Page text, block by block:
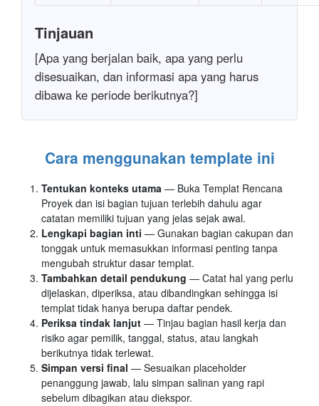
Tinjauan
[Apa yang berjalan baik, apa yang perlu
disesuaikan, dan informasi apa yang harus
dibawa ke periode berikutnya?]
Cara menggunakan template ini
Tentukan konteks utama — Buka Templat Rencana
Proyek dan isi bagian tujuan terlebih dahulu agar
catatan memiliki tujuan yang jelas sejak awal.
Lengkapi bagian inti — Gunakan bagian cakupan dan
tonggak untuk memasukkan informasi penting tanpa
mengubah struktur dasar templat.
Tambahkan detail pendukung — Catat hal yang perlu
dijelaskan, diperiksa, atau dibandingkan sehingga isi
templat tidak hanya berupa daftar pendek.
Periksa tindak lanjut — Tinjau bagian hasil kerja dan
risiko agar pemilik, tanggal, status, atau langkah
berikutnya tidak terlewat.
Simpan versi final — Sesuaikan placeholder
penanggung jawab, lalu simpan salinan yang rapi
sebelum dibagikan atau diekspor.